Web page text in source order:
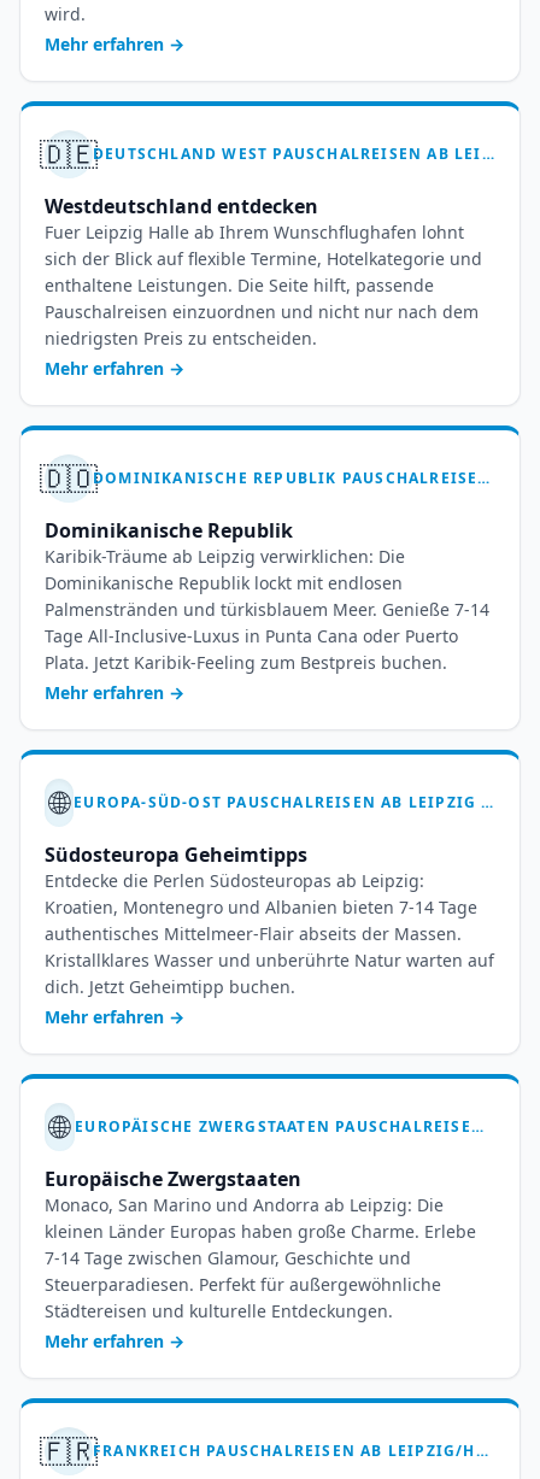
wird.
Mehr erfahren →
🇩🇪 DEUTSCHLAND WEST PAUSCHALREISEN AB LEIPZIG HALLE – IHR TRAUMURLAUB WARTET
Westdeutschland entdecken
Fuer Leipzig Halle ab Ihrem Wunschflughafen lohnt
sich der Blick auf flexible Termine, Hotelkategorie und
enthaltene Leistungen. Die Seite hilft, passende
Pauschalreisen einzuordnen und nicht nur nach dem
niedrigsten Preis zu entscheiden.
Mehr erfahren →
🇩🇴 DOMINIKANISCHE REPUBLIK PAUSCHALREISEN AB LEIPZIG HALLE – KARIBIKTRAUM
Dominikanische Republik
Karibik-Träume ab Leipzig verwirklichen: Die
Dominikanische Republik lockt mit endlosen
Palmenstränden und türkisblauem Meer. Genieße 7-14
Tage All-Inclusive-Luxus in Punta Cana oder Puerto
Plata. Jetzt Karibik-Feeling zum Bestpreis buchen.
Mehr erfahren →
🌐 EUROPA-SÜD-OST PAUSCHALREISEN AB LEIPZIG HALLE – 7-14 TAGE TRAUMURLAUB
Südosteuropa Geheimtipps
Entdecke die Perlen Südosteuropas ab Leipzig:
Kroatien, Montenegro und Albanien bieten 7-14 Tage
authentisches Mittelmeer-Flair abseits der Massen.
Kristallklares Wasser und unberührte Natur warten auf
dich. Jetzt Geheimtipp buchen.
Mehr erfahren →
🌐 EUROPÄISCHE ZWERGSTAATEN PAUSCHALREISEN AB LEIPZIG HALLE – 7-14 TAGE
Europäische Zwergstaaten
Monaco, San Marino und Andorra ab Leipzig: Die
kleinen Länder Europas haben große Charme. Erlebe
7-14 Tage zwischen Glamour, Geschichte und
Steuerparadiesen. Perfekt für außergewöhnliche
Städtereisen und kulturelle Entdeckungen.
Mehr erfahren →
🇫🇷 FRANKREICH PAUSCHALREISEN AB LEIPZIG/HALLE – 7-14 TAGE SAVOIR-VIVRE